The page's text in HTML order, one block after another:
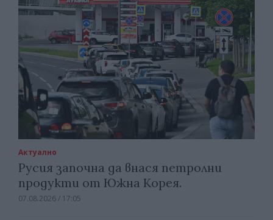
Актуално
Русия започна да внася петролни
продукти от Южна Корея.
07.08.2026 / 17:05